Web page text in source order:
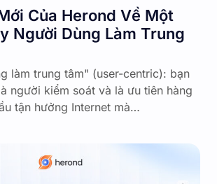
Của Herond Về Một
Người Dùng Làm Trung
làm trung tâm" (user-centric): bạn
người kiểm soát và là ưu tiên hàng
tận hưởng Internet mà…